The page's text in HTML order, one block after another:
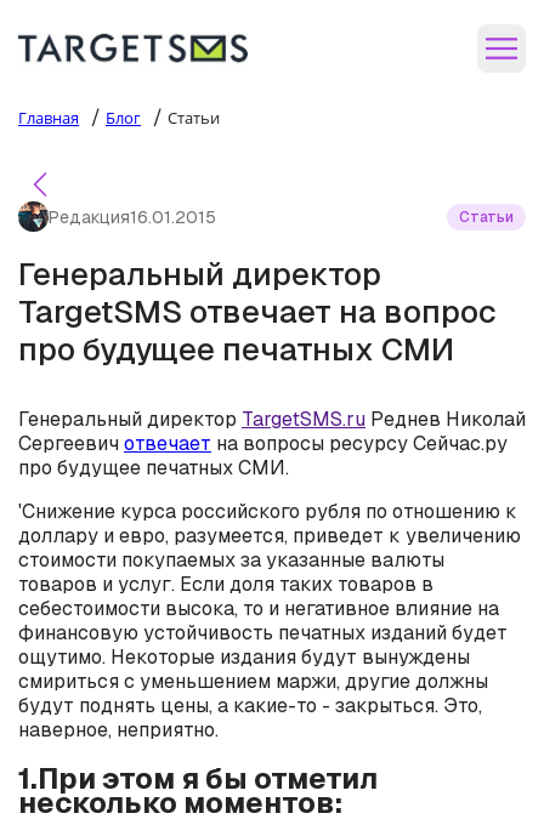
Главная / Блог / Статьи
Редакция16.01.2015 Статьи
Генеральный директор
TargetSMS отвечает на вопрос
про будущее печатных СМИ
Генеральный директор TargetSMS.ru Реднев Николай
Сергеевичотвечает на вопросы ресурсу Сейчас.ру
про будущее печатных СМИ.
'Снижение курса российского рубля по отношению к
доллару и евро, разумеется, приведет к увеличению
стоимости покупаемых за указанные валюты
товаров и услуг. Если доля таких товаров в
себестоимости высока, то и негативное влияние на
финансовую устойчивость печатных изданий будет
ощутимо. Некоторые издания будут вынуждены
смириться с уменьшением маржи, другие должны
будут поднять цены, а какие-то - закрыться. Это,
наверное, неприятно.
1.При этом я бы отметил
несколько моментов: